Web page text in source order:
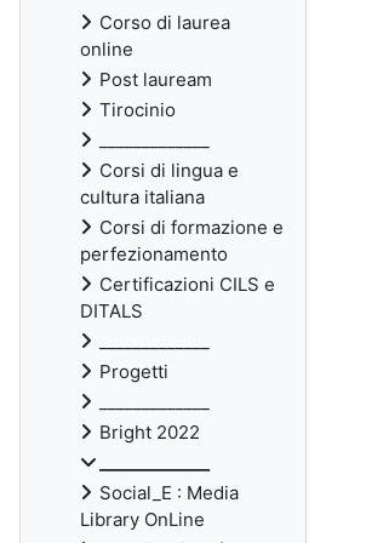
Corso di laurea
online
Post lauream
Tirocinio
Corsi di lingua e
cultura italiana
Corsi di formazione e
perfezionamento
Certificazioni CILS e
DITALS
Progetti
Bright 2022
Social_E : Media
Library OnLine